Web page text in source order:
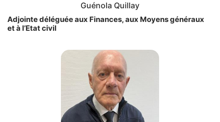
Guénola Quillay
Adjointe déléguée aux Finances, aux Moyens généraux
et à l’Etat civil